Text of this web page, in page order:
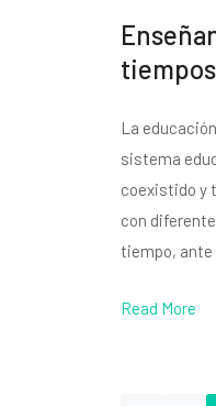
La
sistema
coexistido y
con
tiempo, ante
Read More